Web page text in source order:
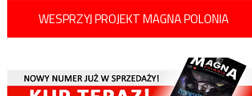
WESPRZYJ PROJEKT MAGNA POLONIA